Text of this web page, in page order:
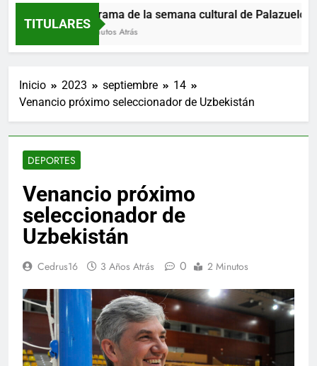
TITULARES
Programa de la semana cultural de Palazuelos
52 Minutos Atrás
Inicio 2023 septiembre
14
Venancio próximo seleccionador de Uzbekistán
DEPORTES
Venancio próximo
seleccionador de
Uzbekistán
Cedrus16 3 Años Atrás 0 2 Minutos